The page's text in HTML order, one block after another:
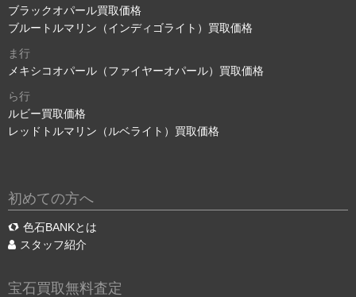
ブラックオパール買取価格
ブルートルマリン（インディゴライト）買取価格
ま行
メキシコオパール（ファイヤーオパール）買取価格
ら行
ルビー買取価格
レッドトルマリン（ルベライト）買取価格
初めての方へ
色石BANKとは
スタッフ紹介
宝石買取無料査定